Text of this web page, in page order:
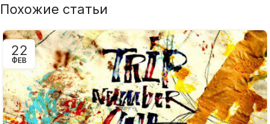
Похожие статьи
22
ФЕВ